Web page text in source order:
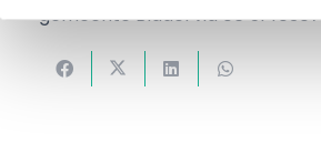
gemeente Bladel via 06